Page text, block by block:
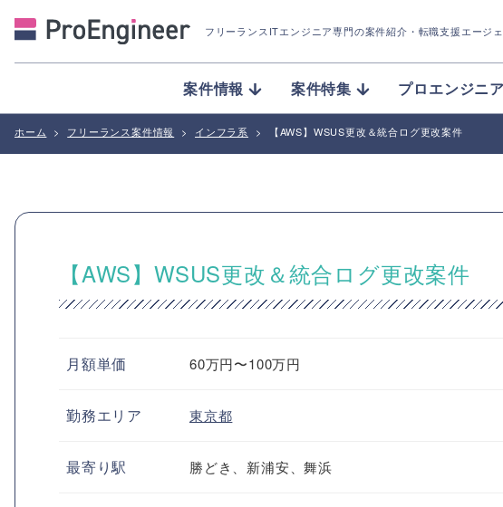
フリーランスITエンジニア専門の案件紹介 ・転職支援エージ
案件情報 案件特集 プロエンジニ
ホーム > フリーランス案件情報 > インフラ系 > 【AWS】WSUS更改＆統合ログ更改案件
【AWS】WSUS更改＆統合ログ更改案件
月額単価 60万円〜100万円
勤務エリア 東京都
最寄り駅 勝どき、新浦安、舞浜